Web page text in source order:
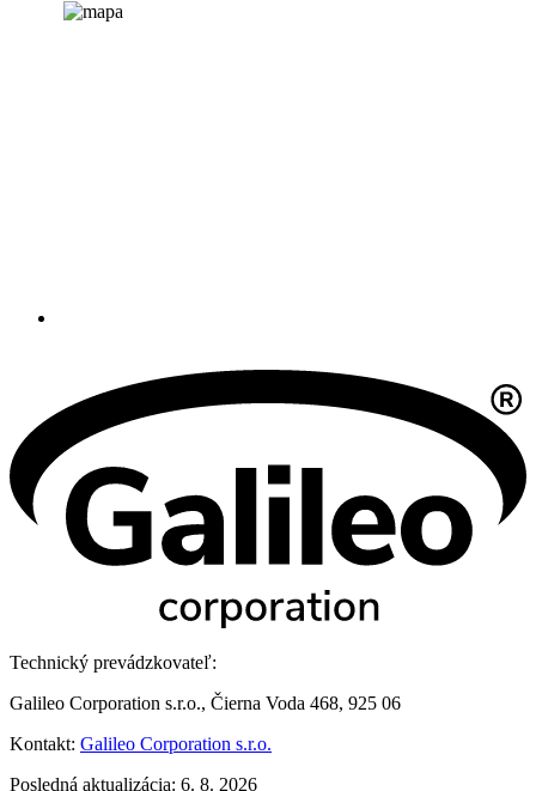
Technický prevádzkovateľ:
Galileo Corporation s.r.o., Čierna Voda 468, 925 06
Kontakt: Galileo Corporation s.r.o.
Posledná aktualizácia: 6. 8. 2026